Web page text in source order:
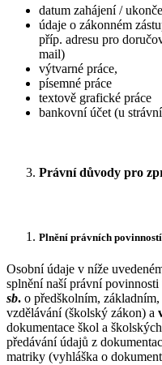
datum zahájení /
údaje o zákonném
příp. adresu pro
mail)
výtvarné práce,
písemné práce
textově grafické práce
bankovní účet (u
Právní důvody pro
Plnění právních povinností
Osobní údaje v níže
splnění naší právní
sb. o předškolním,
vzdělávání (školský zákon) a
dokumentace škol a
předávání údajů z
matriky (vyhláška o